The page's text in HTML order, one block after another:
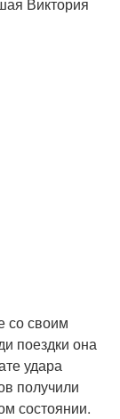
со своим
поездки она
удара
получили
состоянии.